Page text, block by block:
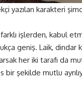
yazılan karakteri
işlerden, kabul
geniş. Laik, dindar
her iki tarafı da
bir şekilde mutlu